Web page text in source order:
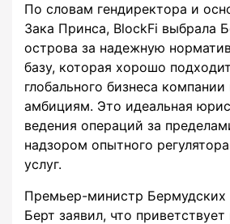
По словам гендиректора и
Зака Принса, BlockFi выбрала
острова за надежную
базу, которая хорошо
глобального бизнеса
амбициям. Это идеальная
ведения операций за
надзором опытного
услуг.
Премьер-министр Бермудских
Берт заявил, что приветствует